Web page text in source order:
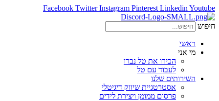
Facebook Twitter Instagram Pinterest Linkedin Youtube
חיפוש
ראשי
מי אני
הכירו את טל נברו
לעבוד עם טל
השירותים שלנו
אסטרטגיית שיווק דיגיטלי
פרסום ממומן ויצירת לידים